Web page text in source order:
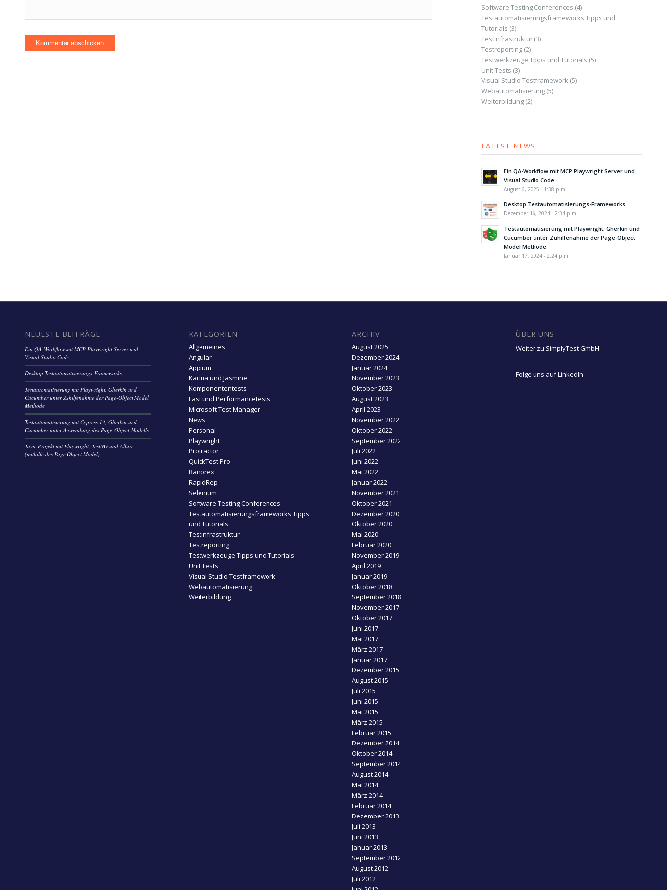
Software Testing Conferences (4)
Testautomatisierungsframeworks Tipps und
Tutorials (3)
Testinfrastruktur(3)
Testreporting(2)
Testwerkzeuge Tipps und Tutorials (5)
Unit Tests (3)
Visual Studio Testframework (5)
Webautomatisierung(5)
Weiterbildung(2)
LATEST NEWS
Ein QA-Workflow mit MCP Playwright Server und
Visual Studio Code
August 6, 2025 - 1:38 p.m.
Desktop Testautomatisierungs-Frameworks
Dezember 16, 2024 - 2:34 p.m.
Testautomatisierung mit Playwright, Gherkin und
Cucumber unter Zuhilfenahme der Page-Object
Model Methode
Januar 17, 2024 - 2:24 p.m.
NEUESTE BEITRÄGE
Ein QA-Workflow mit MCP Playwright Server und
Visual Studio Code
Desktop Testautomatisierungs-Frameworks
Testautomatisierung mit Playwright, Gherkin und
Cucumber unter Zuhilfenahme der Page-Object Model
Methode
Testautomatisierung mit Cypress 13, Gherkin und
Cucumber unter Anwendung des Page-Object-Modells
Java-Projekt mit Playwright, TestNG und Allure
(mithilfe des Page Object Model)
KATEGORIEN
Allgemeines
Angular
Appium
Karma und Jasmine
Komponententests
Last und Performancetests
Microsoft Test Manager
News
Personal
Playwright
Protractor
QuickTest Pro
Ranorex
RapidRep
Selenium
Software Testing Conferences
Testautomatisierungsframeworks Tipps
und Tutorials
Testinfrastruktur
Testreporting
Testwerkzeuge Tipps und Tutorials
Unit Tests
Visual Studio Testframework
Webautomatisierung
Weiterbildung
ARCHIV
August 2025
Dezember 2024
Januar 2024
November 2023
Oktober 2023
August 2023
April 2023
November 2022
Oktober 2022
September 2022
Juli 2022
Juni 2022
Mai 2022
Januar 2022
November 2021
Oktober 2021
Dezember 2020
Oktober 2020
Mai 2020
Februar 2020
November 2019
April 2019
Januar 2019
Oktober 2018
September 2018
November 2017
Oktober 2017
Juni 2017
Mai 2017
März 2017
Januar 2017
Dezember 2015
August 2015
Juli 2015
Juni 2015
Mai 2015
März 2015
Februar 2015
Dezember 2014
Oktober 2014
September 2014
August 2014
Mai 2014
März 2014
Februar 2014
Dezember 2013
Juli 2013
Juni 2013
Januar 2013
September 2012
August 2012
Juli 2012
ÜBER UNS
Weiter zu SimplyTest GmbH
Folge uns auf LinkedIn